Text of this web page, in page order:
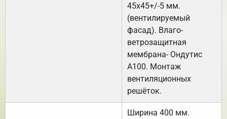
45х45+/-5 мм.
(вентилируемый
фасад). Влаго-
ветрозащитная
мембрана- Ондутис
А100. Монтаж
вентиляционных
решёток.
Ширина 400 мм.